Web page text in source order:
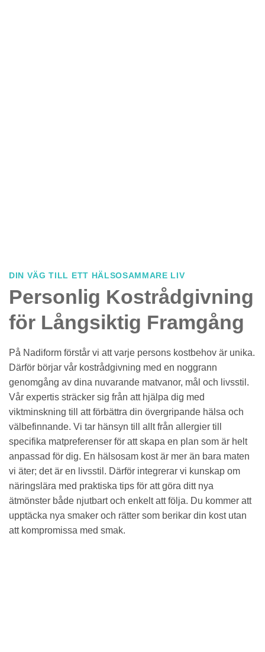
DIN VÄG TILL ETT HÄLSOSAMMARE LIV
Personlig Kostrådgivning
för Långsiktig Framgång
På Nadiform förstår vi att varje persons kostbehov är unika.
Därför börjar vår kostrådgivning med en noggrann
genomgång av dina nuvarande matvanor, mål och livsstil.
Vår expertis sträcker sig från att hjälpa dig med
viktminskning till att förbättra din övergripande hälsa och
välbefinnande. Vi tar hänsyn till allt från allergier till
specifika matpreferenser för att skapa en plan som är helt
anpassad för dig. En hälsosam kost är mer än bara maten
vi äter; det är en livsstil. Därför integrerar vi kunskap om
näringslära med praktiska tips för att göra ditt nya
ätmönster både njutbart och enkelt att följa. Du kommer att
upptäcka nya smaker och rätter som berikar din kost utan
att kompromissa med smak.